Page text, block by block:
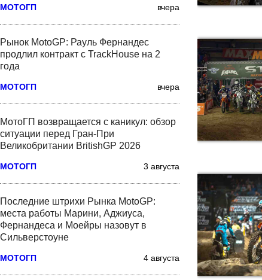
МОТОГП вчера
Рынок MotoGP: Рауль Фернандес
продлил контракт с TrackHouse на 2
года
МОТОГП вчера
МотоГП возвращается с каникул: обзор
ситуации перед Гран-При
Великобритании BritishGP 2026
МОТОГП 3 августа
Последние штрихи Рынка MotoGP:
места работы Марини, Аджиуса,
Фернандеса и Моейры назовут в
Сильверстоуне
МОТОГП 4 августа